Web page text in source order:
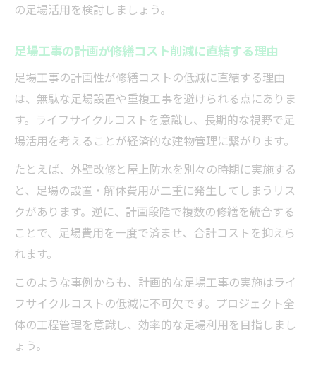
の足場活用を検討しましょう。
足場工事の計画が修繕コスト削減に直結する理由
足場工事の計画性が修繕コストの低減に直結する理由
は、無駄な足場設置や重複工事を避けられる点にありま
す。ライフサイクルコストを意識し、長期的な視野で足
場活用を考えることが経済的な建物管理に繋がります。
たとえば、外壁改修と屋上防水を別々の時期に実施する
と、足場の設置・解体費用が二重に発生してしまうリス
クがあります。逆に、計画段階で複数の修繕を統合する
ことで、足場費用を一度で済ませ、合計コストを抑えら
れます。
このような事例からも、計画的な足場工事の実施はライ
フサイクルコストの低減に不可欠です。プロジェクト全
体の工程管理を意識し、効率的な足場利用を目指しまし
ょう。